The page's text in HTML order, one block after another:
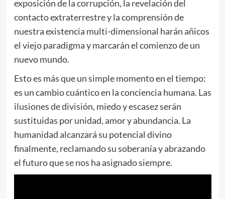
exposición de la corrupción, la revelación del
contacto extraterrestre y la comprensión de
nuestra existencia multi-dimensional harán añicos
el viejo paradigma y marcarán el comienzo de un
nuevo mundo.
Esto es más que un simple momento en el tiempo:
es un cambio cuántico en la conciencia humana. Las
ilusiones de división, miedo y escasez serán
sustituidas por unidad, amor y abundancia. La
humanidad alcanzará su potencial divino
finalmente, reclamando su soberanía y abrazando
el futuro que se nos ha asignado siempre.